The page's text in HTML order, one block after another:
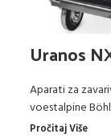
Uranos
Aparati za
voestalpine
Pročitaj Više